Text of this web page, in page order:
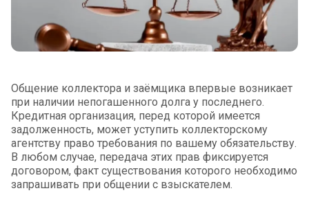
Общение коллектора и заёмщика впервые возникает
при наличии непогашенного долга у последнего.
Кредитная организация, перед которой имеется
задолженность, может уступить коллекторскому
агентству право требования по вашему обязательству.
В любом случае, передача этих прав фиксируется
договором, факт существования которого необходимо
запрашивать при общении с взыскателем.